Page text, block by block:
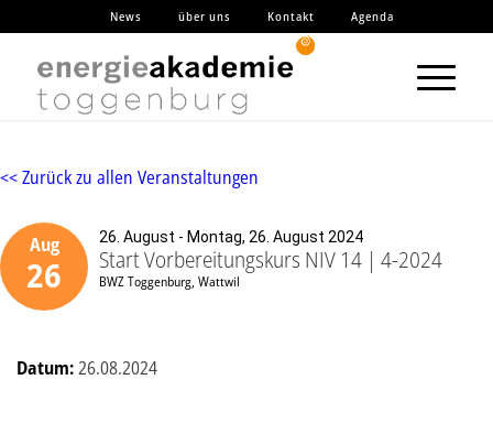
News über uns Kontakt Agenda
<< Zurück zu allen Veranstaltungen
Aug
26
26. August - Montag, 26. August 2024
Start Vorbereitungskurs NIV 14 | 4-2024
BWZ Toggenburg, Wattwil
Datum:26.08.2024